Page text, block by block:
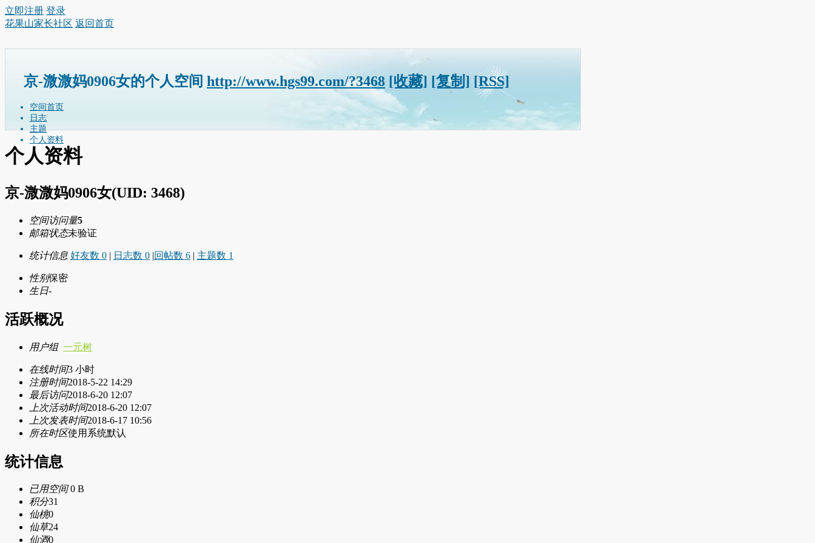
立即注册 登录
花果山家长社区 返回首页
京-溦溦妈0906女的个人空间 http://www.hgs99.com/?3468 [收藏] [复制] [RSS]
空间首页
日志
主题
个人资料
个人资料
京-溦溦妈0906女(UID: 3468)
空间访问量5
邮箱状态未验证
统计信息 好友数 0 | 日志数 0 |回帖数 6 | 主题数 1
性别保密
生日-
活跃概况
用户组 一元树
在线时间3 小时
注册时间2018-5-22 14:29
最后访问2018-6-20 12:07
上次活动时间2018-6-20 12:07
上次发表时间2018-6-17 10:56
所在时区使用系统默认
统计信息
已用空间0 B
积分31
仙桃0
仙草24
仙酒0